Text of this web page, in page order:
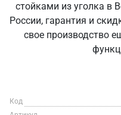
стойками из уголка в
России, гарантия и
свое производство
Код